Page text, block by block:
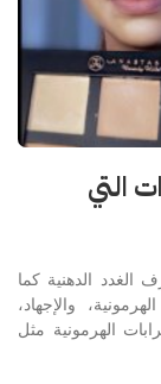
التي
الغدد الدهنية كما
والإجهاد،
الهرمونية مثل